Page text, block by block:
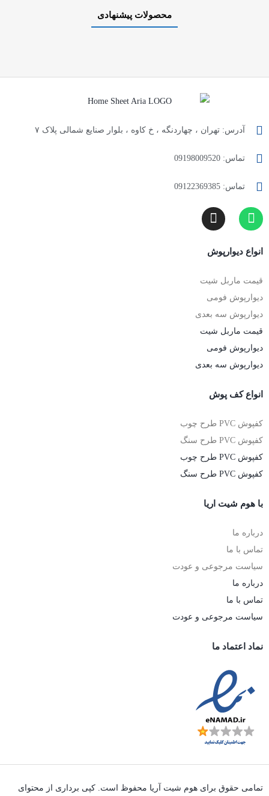
محصولات پیشنهادی
آدرس: تهران ، چهاردنگه ، خ کاوه ، بلوار صنایع شمالی پلاک ۷
تماس: 09198009520
تماس: 09122369385
انواع دیوارپوش
قیمت ماربل شیت
دیوارپوش فومی
دیوارپوش سه بعدی
قیمت ماربل شیت
دیوارپوش فومی
دیوارپوش سه بعدی
انواع کف پوش
کفپوش PVC طرح چوب
کفپوش PVC طرح سنگ
کفپوش PVC طرح چوب
کفپوش PVC طرح سنگ
با هوم شیت اریا
درباره ما
تماس با ما
سیاست مرجوعی و عودت
درباره ما
تماس با ما
سیاست مرجوعی و عودت
نماد اعتماد ما
تمامی حقوق برای هوم شیت آریا محفوظ است. کپی برداری از محتوای